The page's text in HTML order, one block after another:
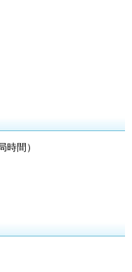
時間）